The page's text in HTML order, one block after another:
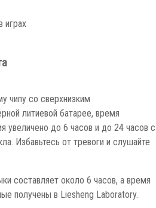
играх
чипу со сверхнизким
литиевой батарее, время
увеличено до 6 часов и до 24 часов с
Избавьтесь от тревоги и слушайте
составляет около 6 часов, а время
получены в Liesheng Laboratory.